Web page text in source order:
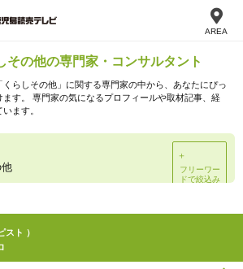
AREA
その他の専門家・コンサルタント
らしその他」に関する専門家の中から、あなたにぴっ
す。 専門家の気になるプロフィールや取材記事、経
ます。
他
＋
フリーワー
ドで絞込み
スト ）